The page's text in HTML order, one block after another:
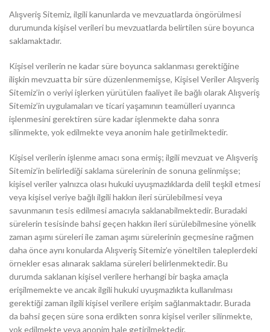
Alışveriş Sitemiz, ilgili kanunlarda ve mevzuatlarda öngörülmesi
durumunda kişisel verileri bu mevzuatlarda belirtilen süre boyunca
saklamaktadır.
Kişisel verilerin ne kadar süre boyunca saklanması gerektiğine
ilişkin mevzuatta bir süre düzenlenmemişse, Kişisel Veriler Alışveriş
Sitemiz’in o veriyi işlerken yürütülen faaliyet ile bağlı olarak Alışveriş
Sitemiz’in uygulamaları ve ticari yaşamının teamülleri uyarınca
işlenmesini gerektiren süre kadar işlenmekte daha sonra
silinmekte, yok edilmekte veya anonim hale getirilmektedir.
Kişisel verilerin işlenme amacı sona ermiş; ilgili mevzuat ve Alışveriş
Sitemiz’in belirlediği saklama sürelerinin de sonuna gelinmişse;
kişisel veriler yalnızca olası hukuki uyuşmazlıklarda delil teşkil etmesi
veya kişisel veriye bağlı ilgili hakkın ileri sürülebilmesi veya
savunmanın tesis edilmesi amacıyla saklanabilmektedir. Buradaki
sürelerin tesisinde bahsi geçen hakkın ileri sürülebilmesine yönelik
zaman aşımı süreleri ile zaman aşımı sürelerinin geçmesine rağmen
daha önce aynı konularda Alışveriş Sitemiz’e yöneltilen taleplerdeki
örnekler esas alınarak saklama süreleri belirlenmektedir. Bu
durumda saklanan kişisel verilere herhangi bir başka amaçla
erişilmemekte ve ancak ilgili hukuki uyuşmazlıkta kullanılması
gerektiği zaman ilgili kişisel verilere erişim sağlanmaktadır. Burada
da bahsi geçen süre sona erdikten sonra kişisel veriler silinmekte,
yok edilmekte veya anonim hale getirilmektedir.